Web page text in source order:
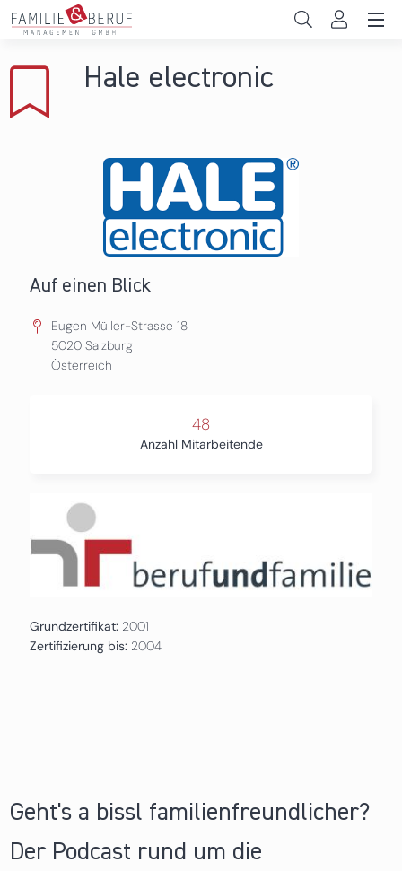
Direkt zum Inhalt
Gemeinden
Persönliche Vereinbarkeit
Hale electronic
Auf einen Blick
Eugen Müller-Strasse 18
5020 Salzburg
Österreich
48
Anzahl Mitarbeitende
Grundzertifikat: 2001
Zertifizierung bis: 2004
Geht's a bissl familienfreundlicher?
Der Podcast rund um die